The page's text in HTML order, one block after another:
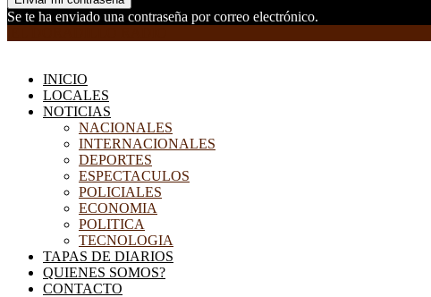
Se te ha enviado una contraseña por correo electrónico.
INICIO
LOCALES
NOTICIAS
NACIONALES
INTERNACIONALES
DEPORTES
ESPECTACULOS
POLICIALES
ECONOMIA
POLITICA
TECNOLOGIA
TAPAS DE DIARIOS
QUIENES SOMOS?
CONTACTO